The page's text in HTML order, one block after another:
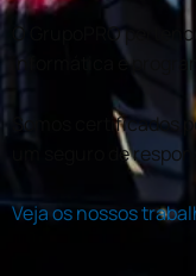
O GrupoPRO
informática e
Somos certificados
um seguro de
Veja os nossos